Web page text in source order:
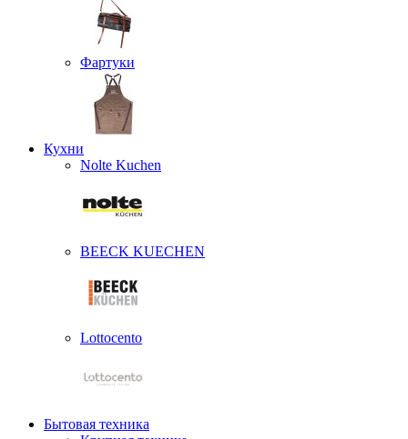
Фартуки
Кухни
Nolte Kuchen
BEECK KUECHEN
Lottocento
Бытовая техника